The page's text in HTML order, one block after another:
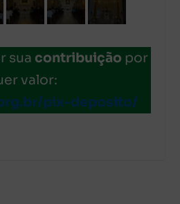
sua contribuição por
valor:
pix-deposito/